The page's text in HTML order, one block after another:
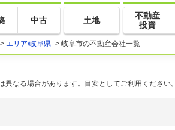
中古 土地
不動産
投資
> エリア/岐阜県 > 岐阜市の不動産会社一覧
なる場合があります。目安としてご利用ください。